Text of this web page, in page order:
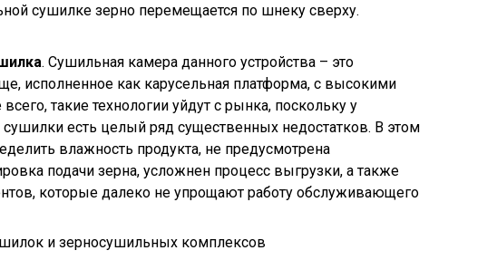
сушилке зерно перемещается по шнеку сверху.
. Сушильная камера данного устройства – это
исполненное как карусельная платформа, с высокими
такие технологии уйдут с рынка, поскольку у
сушилки есть целый ряд существенных недостатков. В этом
влажность продукта, не предусмотрена
подачи зерна, усложнен процесс выгрузки, а также
которые далеко не упрощают работу обслуживающего